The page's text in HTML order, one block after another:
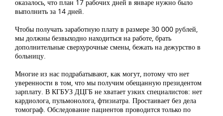
оказалось, что план 17 рабочих дней в январе нужно было
выполнить за 14 дней.
Чтобы получать заработную плату в размере 30 000 рублей,
мы должны безвыходно находиться на работе, брать
дополнительные сверхурочные смены, бежать на дежурство в
больницу.
Многие из нас подрабатывают, как могут, потому что нет
уверенности в том, что мы получим обещанную президентом
зарплату. В КГБУЗ ДЦГБ не хватает узких специалистов: нет
кардиолога, пульмонолога, фтизиатра. Простаивает без дела
томограф. Обследование пациентов проводится только по